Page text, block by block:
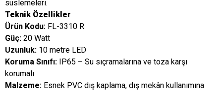
süslemeleri.
Teknik Özellikler
Ürün Kodu: FL-3310 R
Güç: 20 Watt
Uzunluk: 10 metre LED
Koruma Sınıfı: IP65 – Su sıçramalarına ve toza karşı
korumalı
Malzeme: Esnek PVC dış kaplama, dış mekân kullanımına